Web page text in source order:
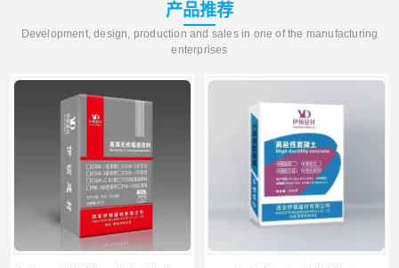
产品推荐
Development, design, production and sales in one of the manufacturing
enterprises